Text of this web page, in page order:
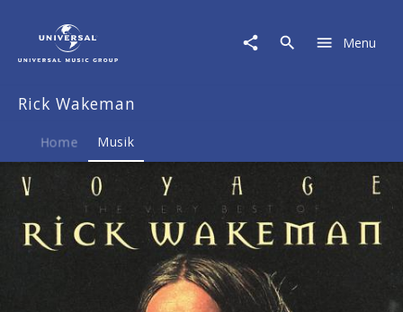
Wakeman
Musik
Voyage
Menu
Rick Wakeman
Home Musik